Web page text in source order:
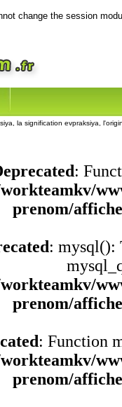
change the session
la signification evpraksiya,
:
prenom/
: mysql():
prenom/
: Function
prenom/